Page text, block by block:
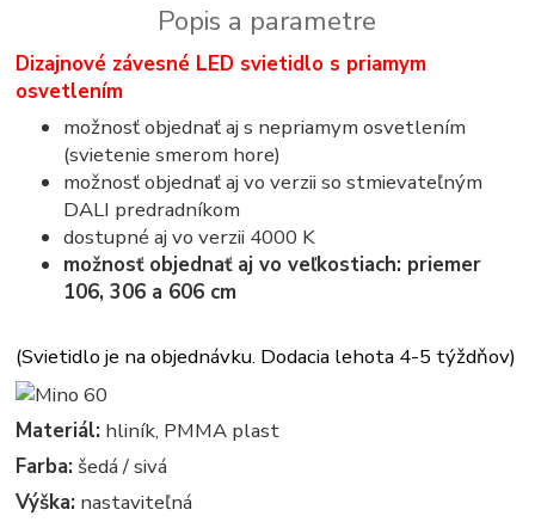
Popis a parametre
Dizajnové závesné LED svietidlo s priamym
osvetlením
možnosť objednať aj s nepriamym osvetlením
(svietenie smerom hore)
možnosť objednať aj vo verzii so stmievateľným
DALI predradníkom
dostupné aj vo verzii 4000 K
možnosť objednať aj vo veľkostiach: priemer
106, 306 a 606 cm
(Svietidlo je na objednávku. Dodacia lehota 4-5 týždňov)
Materiál: hliník, PMMA plast
Farba: šedá / sivá
Výška: nastaviteľná